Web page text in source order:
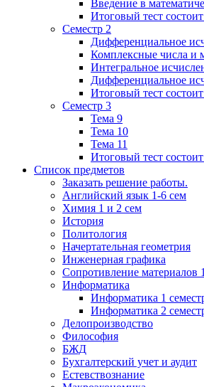
Введение в
Итоговый тест
Семестр 2
Дифференциальное
Комплексные числа и
Интегральное
Дифференциальное
Итоговый тест
Семестр 3
Тема 9
Тема 10
Тема 11
Итоговый тест
Список предметов
Заказать решение работы.
Английский язык 1-6 сем
Химия 1 и 2 сем
История
Политология
Начертательная геометрия
Инженерная графика
Сопротивление материалов
Информатика
Информатика 1
Информатика 2
Делопроизводство
Философия
БЖД
Бухгалтерский учет и аудит
Естевствознание